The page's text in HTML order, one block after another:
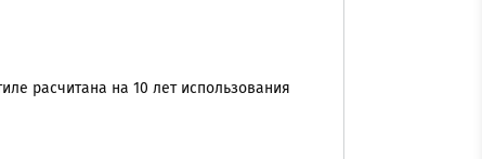
расчитана на 10 лет использования